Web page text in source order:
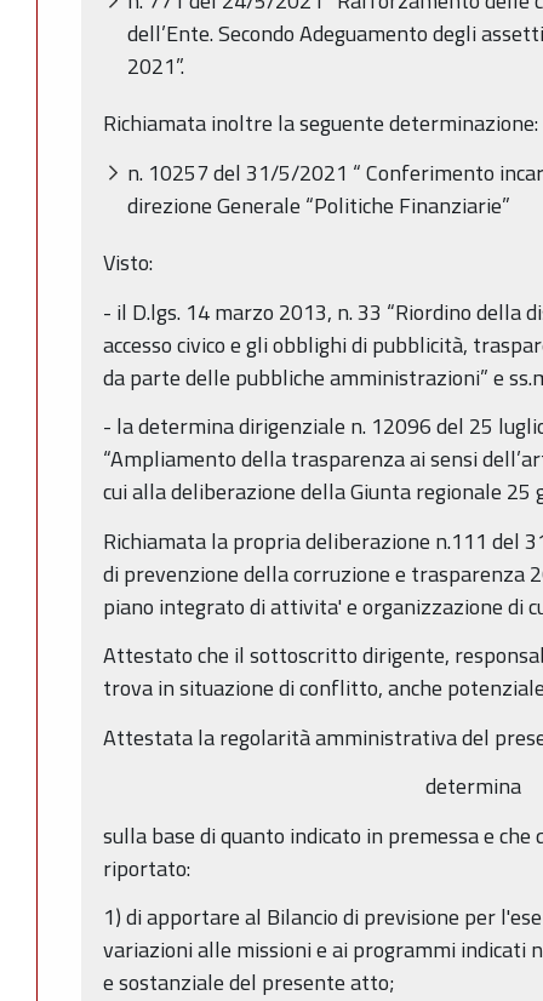
dell’Ente. Secondo Adeguamento degli
2021”.
Richiamata inoltre la seguente determinazione:
n. 10257 del 31/5/2021 “ Conferimento
direzione Generale “Politiche Finanziarie”
Visto:
- il D.lgs. 14 marzo 2013, n. 33 “Riordino della
accesso civico e gli obblighi di pubblicità,
da parte delle pubbliche amministrazioni” e
- la determina dirigenziale n. 12096 del 25
“Ampliamento della trasparenza ai sensi
cui alla deliberazione della Giunta regionale 25
Richiamata la propria deliberazione n.111 del
di prevenzione della corruzione e trasparenza
piano integrato di attivita' e organizzazione di
Attestato che il sottoscritto dirigente,
trova in situazione di conflitto, anche
Attestata la regolarità amministrativa del
determina
sulla base di quanto indicato in premessa e
riportato:
1) di apportare al Bilancio di previsione per
variazioni alle missioni e ai programmi indicati
e sostanziale del presente atto;